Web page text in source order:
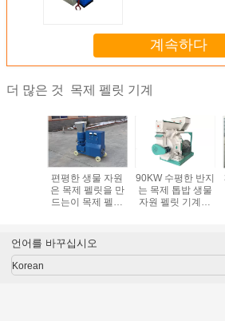
계속하다
더 많은 것 목제 펠릿 기계
편평한 생물 자원
은 목제 펠릿을 만
드는이 목제 펠릿
습니다
90KW 수평한 반지
는 목제 톱밥 생물
자원 펠릿 기계를
언어를 바꾸십시오
Korean